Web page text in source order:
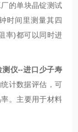
厂的单块晶锭测试
时间里测量其四
电阻率)都可以同时进
仪--进口少子寿
计数据评估，可
。主要用于材料